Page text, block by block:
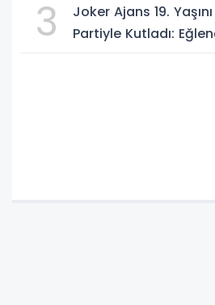
3
Joker Ajans 19.
Partiyle Kutladı: